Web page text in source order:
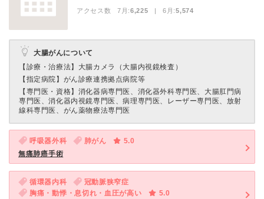
アクセス数 7月:6,225 | 6月:5,574
大腸がんについて
【診療・治療法】 大腸カメラ（大腸内視鏡検査）
【指定病院】 がん診療連携拠点病院等
【専門医・資格】 消化器病専門医、消化器外科専門医、大腸肛門病
専門医、消化器内視鏡専門医、病理専門医、レーザー専門医、放射
線科専門医、がん薬物療法専門医
呼吸器外科 肺がん
5.0
無痛肺癌手術
循環器内科
冠動脈狭窄症
胸痛・動悸・息切れ・血圧が高い
5.0